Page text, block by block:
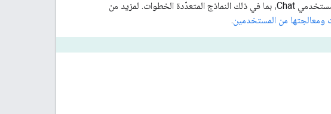
يمكن لتطبيقات المحادثات استخدام مربّعات الحوار لطلب المعلومات وجمعها من مستخدمي Chat، بما في ذلك النماذج المتعدّدة الخطوات. لمزيد من
ومعالجتها من المستخدمين.